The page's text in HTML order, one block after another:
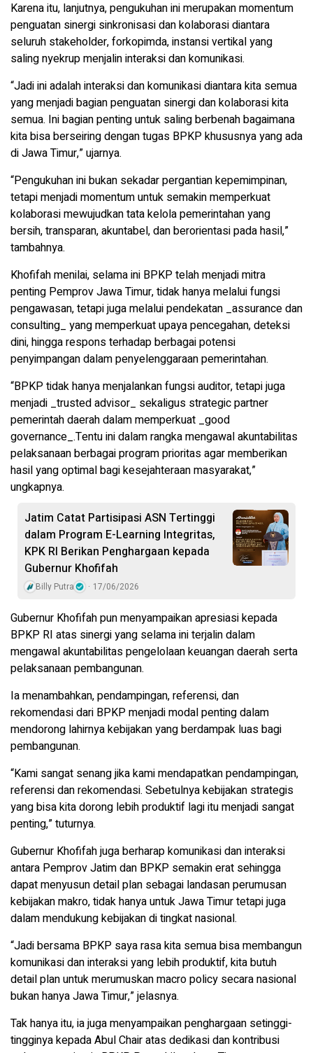
Karena itu, lanjutnya, pengukuhan ini merupakan momentum
penguatan sinergi sinkronisasi dan kolaborasi diantara
seluruh stakeholder, forkopimda, instansi vertikal yang
saling nyekrup menjalin interaksi dan komunikasi.
“Jadi ini adalah interaksi dan komunikasi diantara kita semua
yang menjadi bagian penguatan sinergi dan kolaborasi kita
semua. Ini bagian penting untuk saling berbenah bagaimana
kita bisa berseiring dengan tugas BPKP khususnya yang ada
di Jawa Timur,” ujarnya.
“Pengukuhan ini bukan sekadar pergantian kepemimpinan,
tetapi menjadi momentum untuk semakin memperkuat
kolaborasi mewujudkan tata kelola pemerintahan yang
bersih, transparan, akuntabel, dan berorientasi pada hasil,”
tambahnya.
Khofifah menilai, selama ini BPKP telah menjadi mitra
penting Pemprov Jawa Timur, tidak hanya melalui fungsi
pengawasan, tetapi juga melalui pendekatan _assurance dan
consulting_ yang memperkuat upaya pencegahan, deteksi
dini, hingga respons terhadap berbagai potensi
penyimpangan dalam penyelenggaraan pemerintahan.
“BPKP tidak hanya menjalankan fungsi auditor, tetapi juga
menjadi _trusted advisor_ sekaligus strategic partner
pemerintah daerah dalam memperkuat _good
governance_.Tentu ini dalam rangka mengawal akuntabilitas
pelaksanaan berbagai program prioritas agar memberikan
hasil yang optimal bagi kesejahteraan masyarakat,”
ungkapnya.
Jatim Catat Partisipasi ASN Tertinggi
dalam Program E-Learning Integritas,
KPK RI Berikan Penghargaan kepada
Gubernur Khofifah
Billy Putra 17/06/2026
Gubernur Khofifah pun menyampaikan apresiasi kepada
BPKP RI atas sinergi yang selama ini terjalin dalam
mengawal akuntabilitas pengelolaan keuangan daerah serta
pelaksanaan pembangunan.
Ia menambahkan, pendampingan, referensi, dan
rekomendasi dari BPKP menjadi modal penting dalam
mendorong lahirnya kebijakan yang berdampak luas bagi
pembangunan.
“Kami sangat senang jika kami mendapatkan pendampingan,
referensi dan rekomendasi. Sebetulnya kebijakan strategis
yang bisa kita dorong lebih produktif lagi itu menjadi sangat
penting,” tuturnya.
Gubernur Khofifah juga berharap komunikasi dan interaksi
antara Pemprov Jatim dan BPKP semakin erat sehingga
dapat menyusun detail plan sebagai landasan perumusan
kebijakan makro, tidak hanya untuk Jawa Timur tetapi juga
dalam mendukung kebijakan di tingkat nasional.
“Jadi bersama BPKP saya rasa kita semua bisa membangun
komunikasi dan interaksi yang lebih produktif, kita butuh
detail plan untuk merumuskan macro policy secara nasional
bukan hanya Jawa Timur,” jelasnya.
Tak hanya itu, ia juga menyampaikan penghargaan setinggi-
tingginya kepada Abul Chair atas dedikasi dan kontribusi